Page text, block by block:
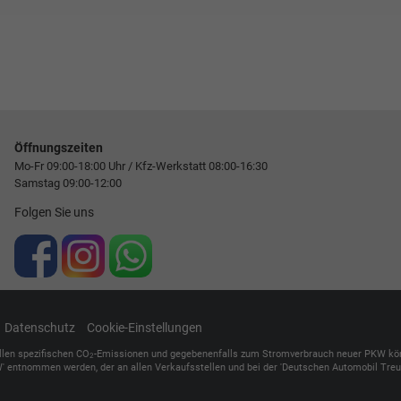
Öffnungszeiten
Mo-Fr 09:00-18:00 Uhr / Kfz-Werkstatt 08:00-16:30
Samstag 09:00-12:00
Folgen Sie uns
Datenschutz Cookie-Einstellungen
spezifischen CO2-Emissionen und gegebenenfalls zum Stromverbrauch neuer PKW
entnommen werden, der an allen Verkaufsstellen und bei der 'Deutschen Automobil